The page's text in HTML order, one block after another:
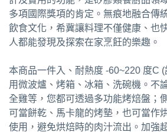
多項國際獎項的肯定。無痕地融合傳
飲食文化，希冀讓料理不僅健康、也
人都能發現及探索在家烹飪的樂趣。
本商品一件入、耐熱度 -60~220 度C
用微波爐、烤箱、冰箱、洗碗機。不
全雞等，您都可透過多功能烤焙盤；
可當餅乾、馬卡龍的烤墊，也可當作
使用，避免烘焙時的肉汁流出。加強